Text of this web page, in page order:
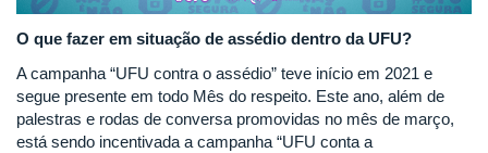
O que fazer em situação de assédio dentro da UFU?
A campanha “UFU contra o assédio” teve início em 2021 e
segue presente em todo Mês do respeito. Este ano, além de
palestras e rodas de conversa promovidas no mês de março,
está sendo incentivada a campanha “UFU conta a